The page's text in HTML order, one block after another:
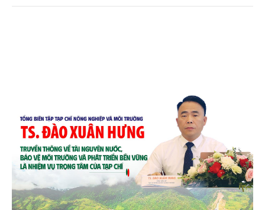
chén, dĩa... từ mo cau đã được thị trường trong nước